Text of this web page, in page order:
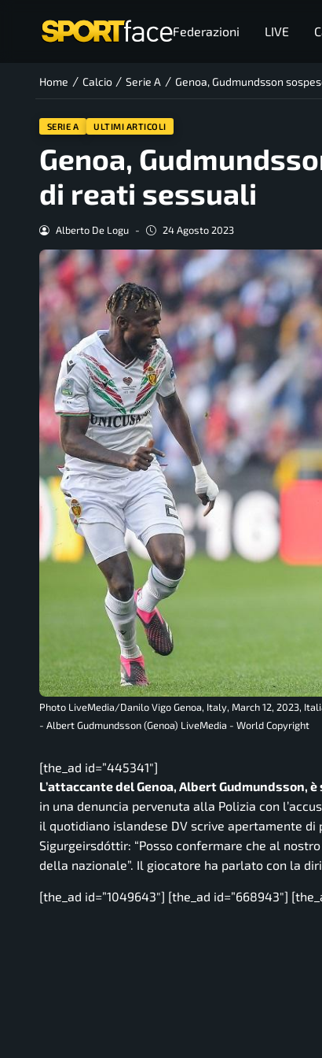
Federazioni LIVE
Home / Calcio / Serie A / Genoa, Gudmundsson
SERIE A ULTIMI ARTICOLI
Genoa,
di reati sessuali
Alberto De Logu - 24 Agosto 2023
Photo LiveMedia/Danilo Vigo Genoa, Italy, March 12, 2023,
- Albert Gudmundsson (Genoa) LiveMedia - World Copyright
[the_ad id=”445341″]
L’attaccante del Genoa, Albert Gudmundsson,
in una denuncia pervenuta alla Polizia con
il quotidiano islandese DV scrive apertamente
Sigurgeirsdóttir: “Posso confermare che al
della nazionale”. Il giocatore ha parlato con la
[the_ad id=”1049643″] [the_ad id=”668943″]